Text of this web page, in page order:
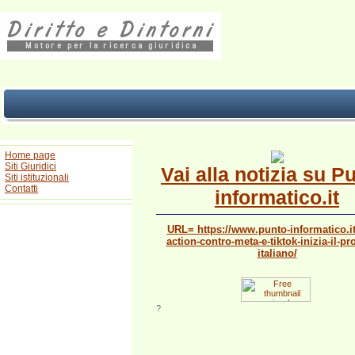
Home page
Siti Giuridici
Siti istituzionali
Contatti
Vai alla notizia su
informatico.it
URL= https://www.punto-
action-contro-meta-e-tiktok-inizia-il-
italiano/
?